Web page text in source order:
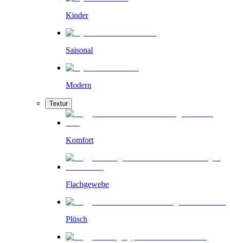
Kinder
Saisonal
Modern
Textur
Komfort
Flachgewebe
Plüsch